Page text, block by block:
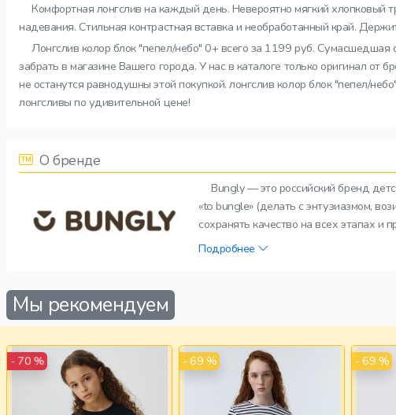
Комфортная лонгслив на каждый день. Невероятно мягкий хлопковый
надевания. Стильная контрастная вставка и необработанный край.
Лонгслив колор блок "пепел/небо" 0+ всего за 1199 руб. Сумасшедшая
забрать в магазине Вашего города. У нас в каталоге только оригинал
не останутся равнодушны этой покупкой. лонгслив колор блок "пепел/
лонгсливы по удивительной цене!
О бренде
Bungly — это российский бренд
«to bungle» (делать с энтузиазмом,
сохранять качество на всех этапах и
Подробнее
Мы рекомендуем
- 70 % - 69 % - 69 %